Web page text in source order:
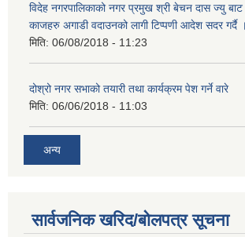
विदेह नगरपालिकाको नगर प्रमुख श्री बेचन दास ज्यु बाट
काजहरु अगाडी वदाउनको लागी टिप्पणी आदेश सदर गर्दै ।
मिति: 06/08/2018 - 11:23
दोश्रो नगर सभाको तयारी तथा कार्यक्रम पेश गर्ने वारे
मिति: 06/06/2018 - 11:03
अन्य
सार्वजनिक खरिद/बोलपत्र सूचना